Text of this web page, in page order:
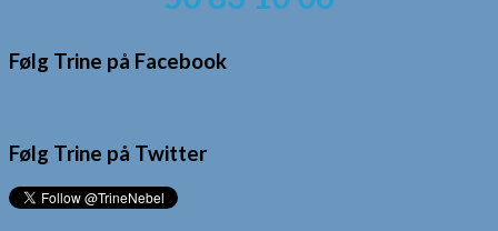
Følg Trine på Facebook
Følg Trine på Twitter